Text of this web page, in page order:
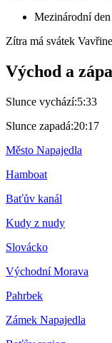
Mezinárodní
Zítra má svátek
Východ a
Slunce vychází:5:33
Slunce zapadá:20:17
Město Napajedla
Hamboat
Baťův kanál
Kudy z nudy
Slovácko
Východní Morava
Pahrbek
Zámek Napajedla